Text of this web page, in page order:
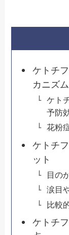
ケトチ
カニズム
ケト
予防
花粉
ケトチ
ット
目の
涙目
比較
ケトチ